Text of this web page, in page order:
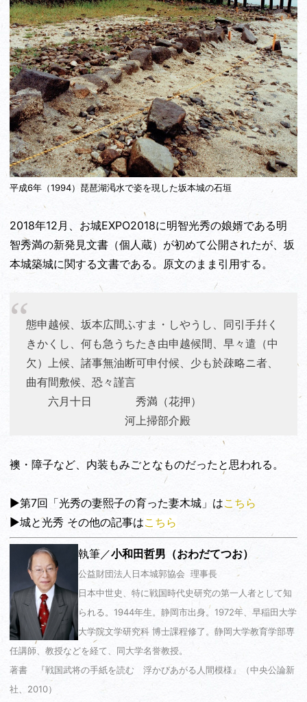
平成6年（1994）琵琶湖渇水で姿を現した坂本城の石垣
2018年12月、お城EXPO2018に明智光秀の娘婿である明
智秀満の新発見文書（個人蔵）が初めて公開されたが、坂
本城築城に関する文書である。原文のまま引用する。
態申越候、坂本広間ふすま・しやうし、同引手幷く
きかくし、何も急うちたき由申越候間、早々遣（中
欠）上候、諸事無油断可申付候、少も於疎略ニ者、
曲有間敷候、恐々謹言
六月十日 秀満（花押）
河上掃部介殿
襖・障子など、内装もみごとなものだったと思われる。
▶第7回「光秀の妻熙子の育った妻木城」はこちら
▶城と光秀 その他の記事はこちら
執筆／小和田哲男（おわだてつお）
公益財団法人日本城郭協会 理事長
日本中世史、特に戦国時代史研究の第一人者として知
られる。1944年生。静岡市出身。1972年、早稲田大学
大学院文学研究科 博士課程修了。静岡大学教育学部専
任講師、教授などを経て、同大学名誉教授。
著書 『戦国武将の手紙を読む 浮かびあがる人間模様』（中央公論新
社、2010）